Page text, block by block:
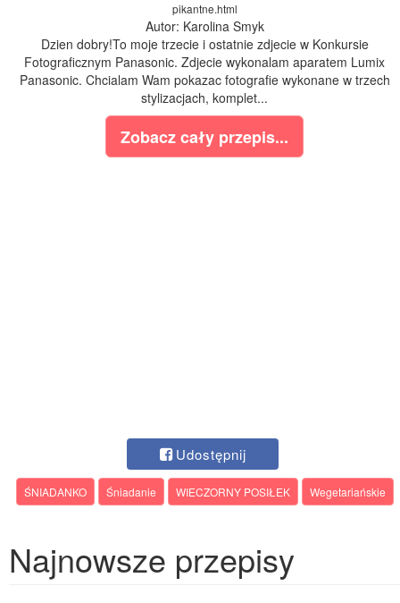
pikantne.html
Autor: Karolina Smyk
Dzien dobry!To moje trzecie i ostatnie zdjecie w Konkursie
Fotograficznym Panasonic. Zdjecie wykonalam aparatem Lumix
Panasonic. Chcialam Wam pokazac fotografie wykonane w trzech
stylizacjach, komplet...
Zobacz cały przepis...
Udostępnij
ŚNIADANKO Śniadanie WIECZORNY POSIŁEK Wegetariańskie
Najnowsze przepisy